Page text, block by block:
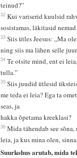
teinud?”
32 Kui variserid kuulsid
sosistamas, läkitasid
33 Siis ütles Jeesus: „Ma
ning siis ma lähen selle
34 Te otsite mind, ent ei
tulla.”
35 Siis juudid ütlesid
me teda ei leia? Ega ta
seas, ja
hakka õpetama kreeklasi?
36 Mida tähendab see
leia, ja kus mina olen,
Suurkohus arutab, mida